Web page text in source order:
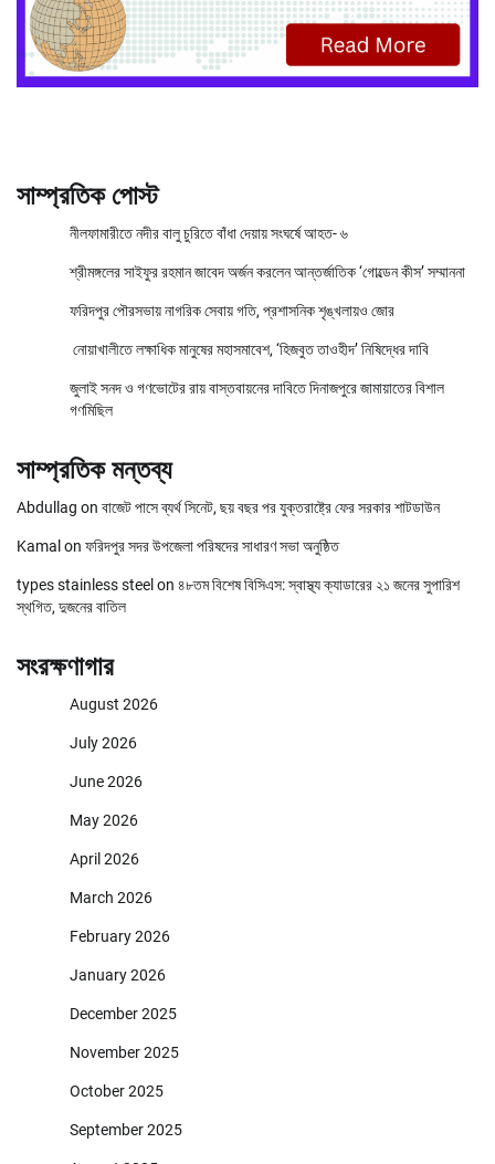
সাম্প্রতিক পোস্ট
নীলফামারীতে নদীর বালু চুরিতে বাঁধা দেয়ায় সংঘর্ষে আহত- ৬
শ্রীমঙ্গলের সাইফুর রহমান জাবেদ অর্জন করলেন আন্তর্জাতিক ‘গোল্ডেন কীস’ সম্মাননা
ফরিদপুর পৌরসভায় নাগরিক সেবায় গতি, প্রশাসনিক শৃঙ্খলায়ও জোর
নোয়াখালীতে লক্ষাধিক মানুষের মহাসমাবেশ, ‘হিজবুত তাওহীদ’ নিষিদ্ধের দাবি
জুলাই সনদ ও গণভোটের রায় বাস্তবায়নের দাবিতে দিনাজপুরে জামায়াতের বিশাল
গণমিছিল
সাম্প্রতিক মন্তব্য
Abdullag on বাজেট পাসে ব্যর্থ সিনেট, ছয় বছর পর যুক্তরাষ্ট্রে ফের সরকার শাটডাউন
Kamal on ফরিদপুর সদর উপজেলা পরিষদের সাধারণ সভা অনুষ্ঠিত
types stainless steel on ৪৮তম বিশেষ বিসিএস: স্বাস্থ্য ক্যাডারের ২১ জনের সুপারিশ
স্থগিত, দুজনের বাতিল
সংরক্ষণাগার
August 2026
July 2026
June 2026
May 2026
April 2026
March 2026
February 2026
January 2026
December 2025
November 2025
October 2025
September 2025